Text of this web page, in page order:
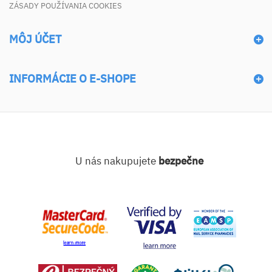
ZÁSADY POUŽÍVANIA COOKIES
MÔJ ÚČET
INFORMÁCIE O E-SHOPE
U nás nakupujete bezpečne